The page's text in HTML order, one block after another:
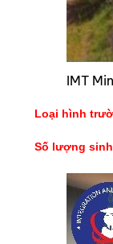
IMT
Loại hình
Số lượng